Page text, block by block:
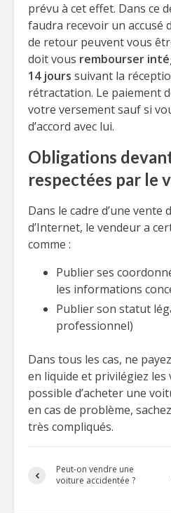
prévu à cet effet. Dans ce
faudra recevoir un accusé
de retour peuvent vous
doit vous rembourser
14 jours suivant la
rétractation. Le paiement
votre versement sauf si
d’accord avec lui.
Obligations
respectées par le
Dans le cadre d’une
d’Internet, le vendeur a
comme :
Publier ses
les informations
Publier son statut
professionnel)
Dans tous les cas, ne
en liquide et privilégiez les
possible d’acheter une
en cas de problème,
très compliqués.
Peut-on vendre une
voiture accidentée ?